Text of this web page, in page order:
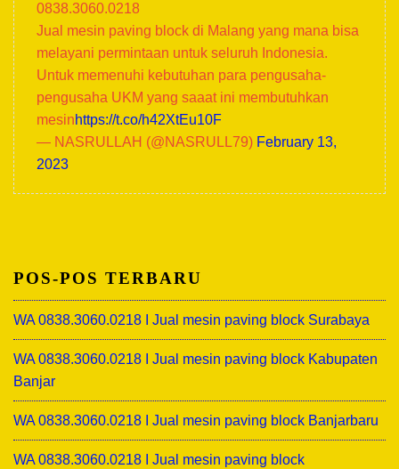
0838.3060.0218
Jual mesin paving block di Malang yang mana bisa
melayani permintaan untuk seluruh Indonesia.
Untuk memenuhi kebutuhan para pengusaha-
pengusaha UKM yang saaat ini membutuhkan
mesinhttps://t.co/h42XtEu10F
— NASRULLAH (@NASRULL79) February 13,
2023
POS-POS TERBARU
WA 0838.3060.0218 I Jual mesin paving block Surabaya
WA 0838.3060.0218 I Jual mesin paving block Kabupaten
Banjar
WA 0838.3060.0218 I Jual mesin paving block Banjarbaru
WA 0838.3060.0218 I Jual mesin paving block